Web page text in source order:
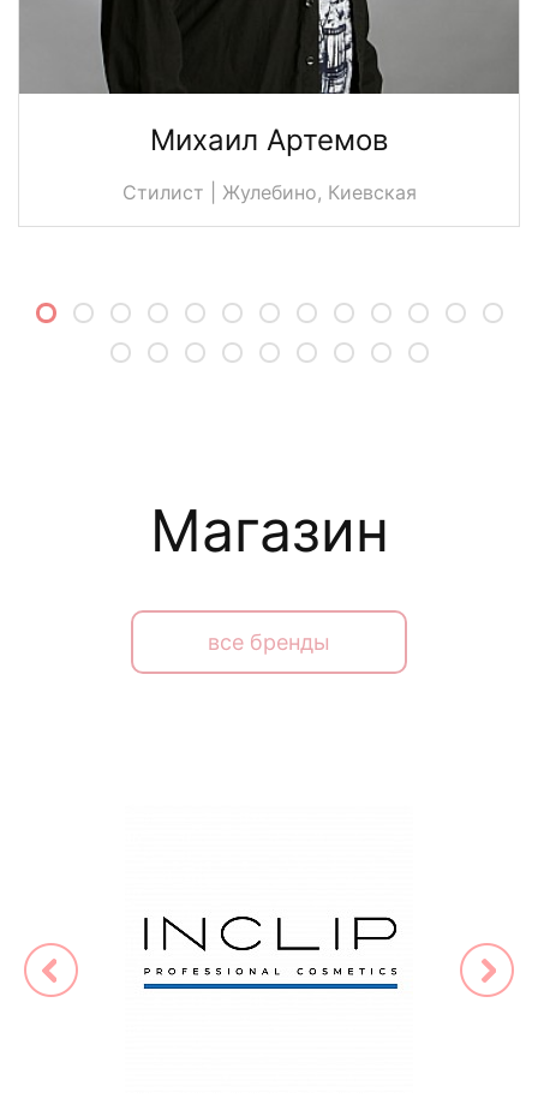
Михаил Артемов
Стилист | Жулебино, Киевская
Магазин
все бренды